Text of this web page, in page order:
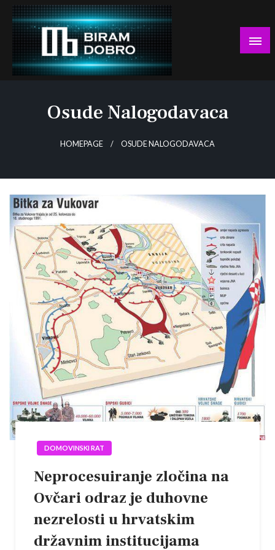
Skip
content
Osude Nalogodavaca
HOMEPAGE OSUDE NALOGODAVACA
DOMOVINSKI RAT
Neprocesuiranje zločina na
Ovčari odraz je duhovne
nezrelosti u hrvatskim
državnim institucijama